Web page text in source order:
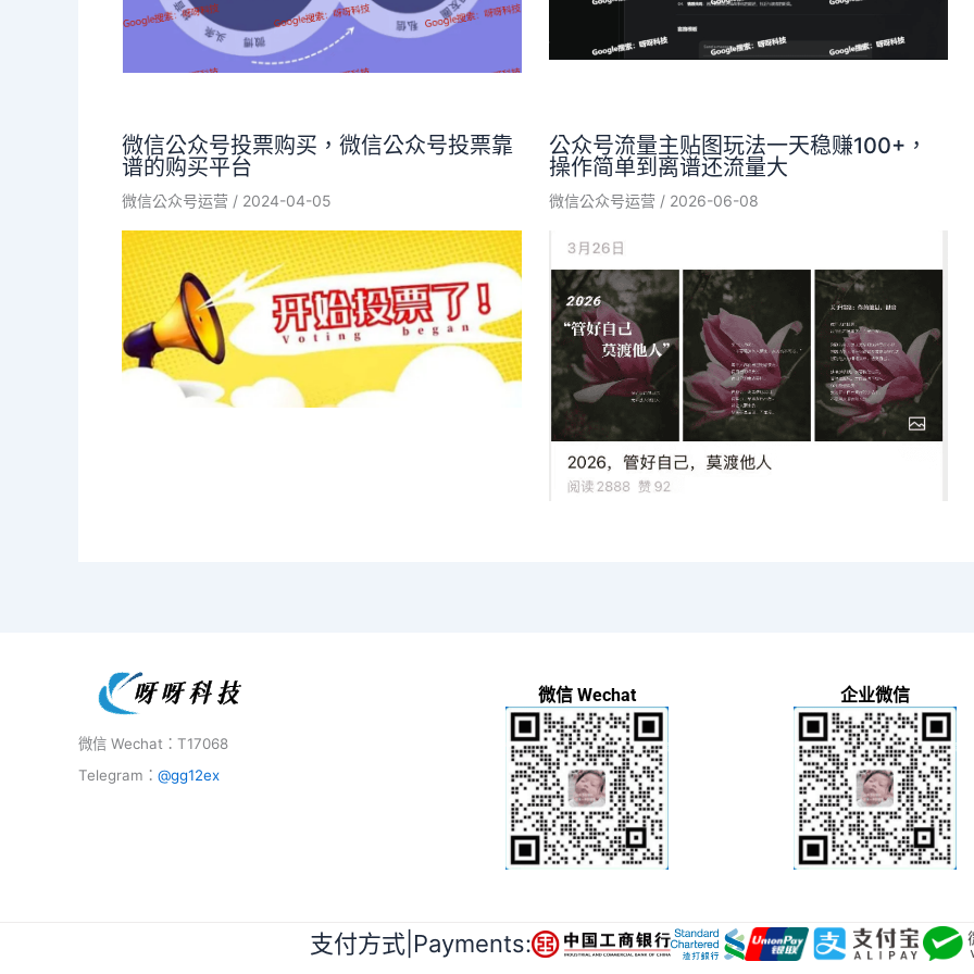
微信公众号投票购买，微信公众号投票靠
谱的购买平台
微信公众号运营 / 2024-04-05
公众号流量主贴图玩法一天稳赚100+，
操作简单到离谱还流量大
微信公众号运营 / 2026-06-08
微信 Wechat：T17068
Telegram： @gg12ex
微信 Wechat 企业微信
支付方式|Payments: